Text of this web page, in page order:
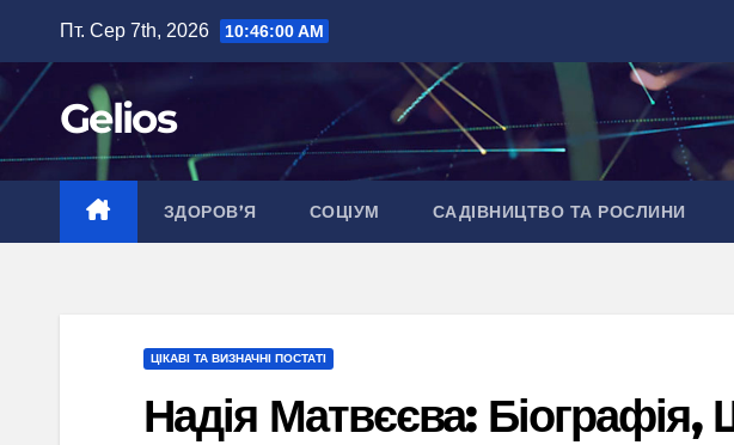
вмісту
Пт. Сер 7th, 2026 10:46:01 AM
Gelios
ЗДОРОВ’Я СОЦІУМ САДІВНИЦТВО ТА РОСЛИНИ
ЦІКАВІ ТА ВИЗНАЧНІ ПОСТАТІ
Надія Матвєєва: